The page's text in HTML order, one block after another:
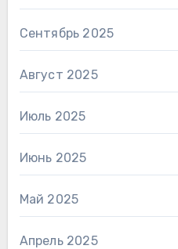
Сентябрь 2025
Август 2025
Июль 2025
Июнь 2025
Май 2025
Апрель 2025